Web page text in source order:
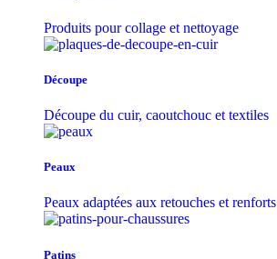
Produits pour collage et nettoyage
Découpe
Découpe du cuir, caoutchouc et textiles
Peaux
Peaux adaptées aux retouches et renforts
Patins